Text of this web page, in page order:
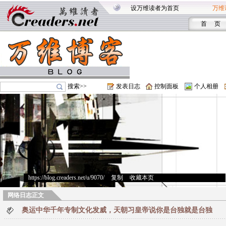
设万维读者为首页 万维
首 页
搜索>> 发表日志 控制面板 个人相册
https://blog.creaders.net/u/9070/> 复制 收藏本页
网络日志正文
奥运中华千年专制文化发威，天朝习皇帝说你是台独就是台独